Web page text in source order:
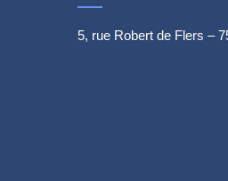
5, rue Robert de Flers –